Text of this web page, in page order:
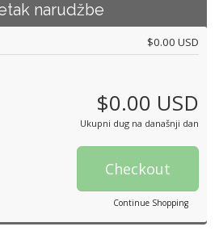
narudžbe
$0.00 USD
$0.00 USD
Ukupni dug na današnji dan
Checkout
Continue Shopping